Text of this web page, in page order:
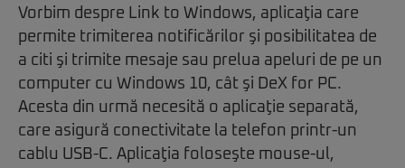
Vorbim despre Link to Windows, aplicaţia care
permite trimiterea notificărilor şi posibilitatea de
a citi şi trimite mesaje sau prelua apeluri de pe un
computer cu Windows 10, cât şi DeX for PC.
Acesta din urmă necesită o aplicaţie separată,
care asigură conectivitate la telefon printr-un
cablu USB-C. Aplicaţia foloseşte mouse-ul,